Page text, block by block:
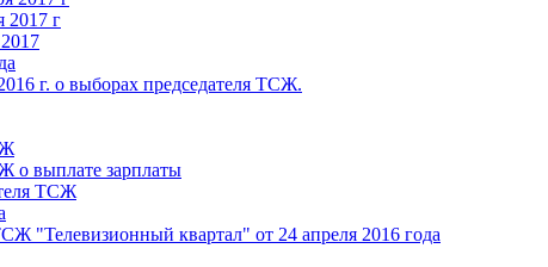
2017 г
г. о выборах председателя ТСЖ.
о выплате зарплаты
ТСЖ
"Телевизионный квартал" от 24 апреля 2016 года